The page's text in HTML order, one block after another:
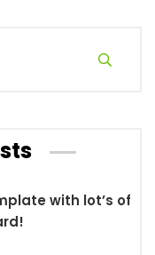
with lot’s of